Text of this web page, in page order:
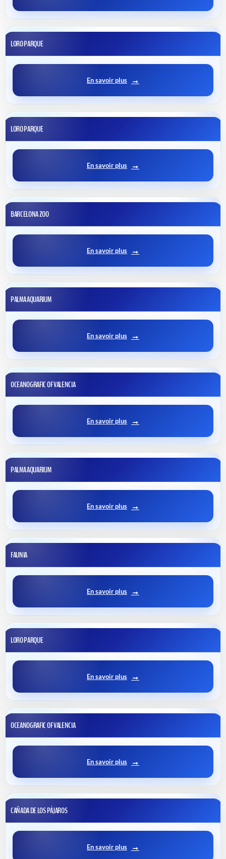
LORO PARQUE
En savoir plus
LORO PARQUE
En savoir plus
BARCELONA ZOO
En savoir plus
PALMA AQUARIUM
En savoir plus
OCEANOGRAFIC OF VALENCIA
En savoir plus
PALMA AQUARIUM
En savoir plus
FAUNIA
En savoir plus
LORO PARQUE
En savoir plus
OCEANOGRAFIC OF VALENCIA
En savoir plus
CAÑADA DE LOS PÁJAROS
En savoir plus